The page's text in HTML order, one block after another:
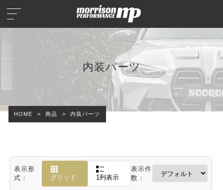
内装パーツ
HOME > 商品 > 内装パーツ
表示形
式：
グリッド 1列表示
表示件
数：